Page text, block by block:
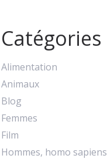
Catégories
Alimentation
Animaux
Blog
Femmes
Film
Hommes, homo sapiens